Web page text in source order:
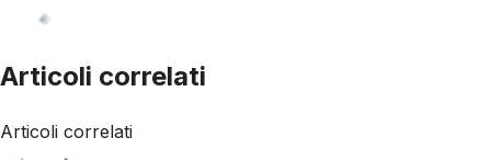
Articoli correlati
Articoli correlati